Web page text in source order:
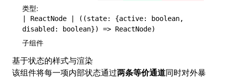
类型
| ReactNode | ((state: {active: boolean,
disabled: boolean}) => ReactNode)
子组件
基于状态的样式与渲染
该组件将每一项内部状态通过两条等价通道同时对外暴